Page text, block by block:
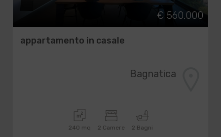
€ 560.000
appartamento in casale
Bagnatica
240 mq 2 Camere 2 Bagni